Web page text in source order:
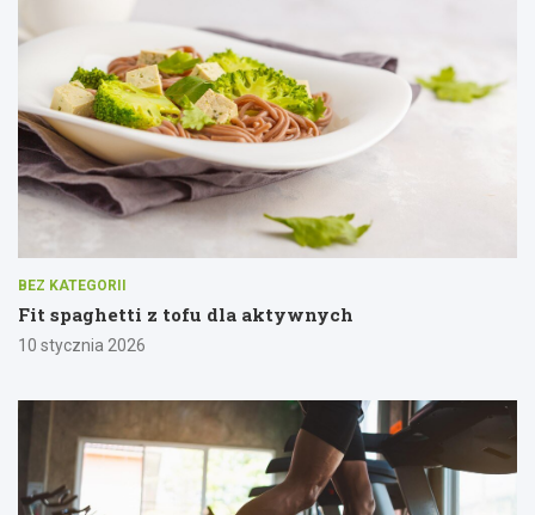
BEZ KATEGORII
Fit spaghetti z tofu dla aktywnych
10 stycznia 2026